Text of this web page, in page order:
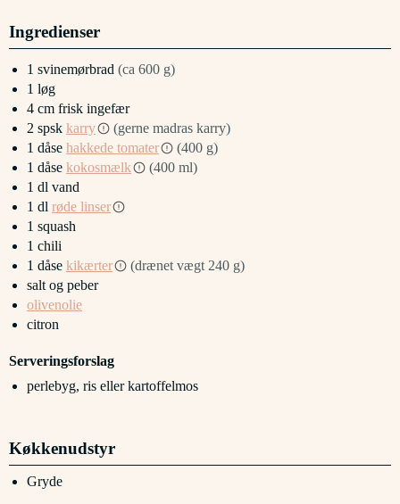
Ingredienser
1 svinemørbrad (ca 600 g)
1 løg
4 cm frisk ingefær
2 spsk karry
(gerne madras karry)
1 dåse hakkede tomater
(400 g)
1 dåse kokosmælk
(400 ml)
1 dl vand
1 dl røde linser
1 squash
1 chili
1 dåse kikærter
(drænet vægt 240 g)
salt og peber
olivenolie
citron
Serveringsforslag
perlebyg, ris eller kartoffelmos
Køkkenudstyr
Gryde